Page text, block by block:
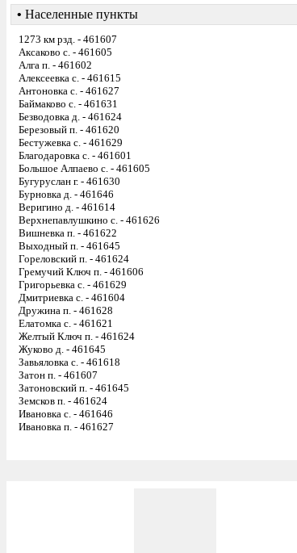
• Населенные пункты
1273 км рзд. - 461607
Аксаково с. - 461605
Алга п. - 461602
Алексеевка с. - 461615
Антоновка с. - 461627
Баймаково с. - 461631
Безводовка д. - 461624
Березовый п. - 461620
Бестужевка с. - 461629
Благодаровка с. - 461601
Большое Алпаево с. - 461605
Бугуруслан г. - 461630
Бурновка д. - 461646
Веригино д. - 461614
Верхнепавлушкино с. - 461626
Вишневка п. - 461622
Выходный п. - 461645
Гореловский п. - 461624
Гремучий Ключ п. - 461606
Григорьевка с. - 461629
Дмитриевка с. - 461604
Дружина п. - 461628
Елатомка с. - 461621
Желтый Ключ п. - 461624
Жуково д. - 461645
Завьяловка с. - 461618
Затон п. - 461607
Затоновский п. - 461645
Земсков п. - 461624
Ивановка с. - 461646
Ивановка п. - 461627